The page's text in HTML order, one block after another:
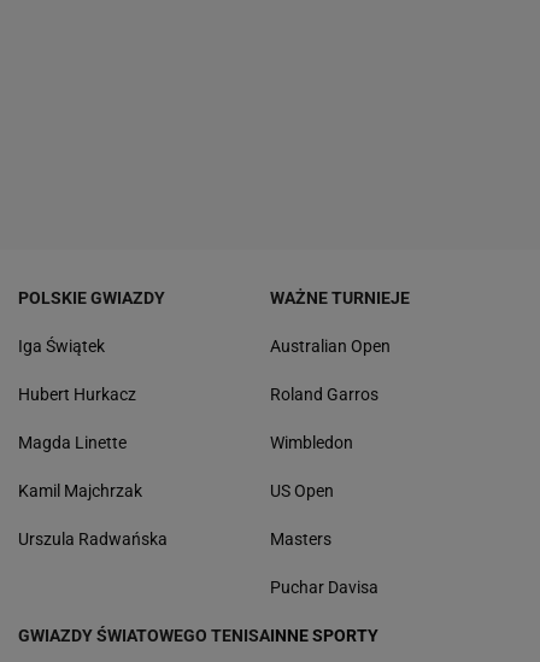
POLSKIE GWIAZDY
Iga Świątek
Hubert Hurkacz
Magda Linette
Kamil Majchrzak
Urszula Radwańska
WAŻNE TURNIEJE
Australian Open
Roland Garros
Wimbledon
US Open
Masters
Puchar Davisa
GWIAZDY ŚWIATOWEGO TENISAINNE SPORTY